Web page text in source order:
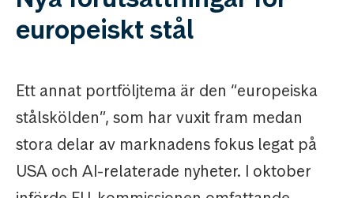
europeiskt stål
Ett annat portföljtema är den “europeiska
stålskölden”, som har vuxit fram medan
stora delar av marknadens fokus legat på
USA och AI-relaterade nyheter. I oktober